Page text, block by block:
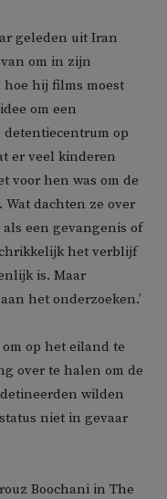
geleden uit Iran
om in zijn
hij films moest
om een
op
er veel kinderen
voor hen was om de
Wat dachten ze over
een gevangenis of
het verblijf
is. Maar
het onderzoeken.’
op het eiland te
over te halen om de
wilden
niet in gevaar
Boochani in The